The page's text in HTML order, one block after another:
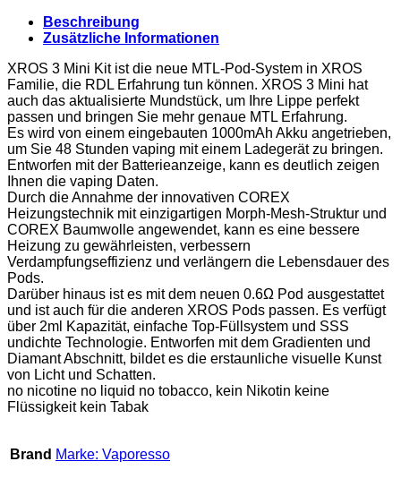
Beschreibung
Zusätzliche Informationen
XROS 3 Mini Kit ist die neue MTL-Pod-System in XROS
Familie, die RDL Erfahrung tun können. XROS 3 Mini hat
auch das aktualisierte Mundstück, um Ihre Lippe perfekt
passen und bringen Sie mehr genaue MTL Erfahrung.
Es wird von einem eingebauten 1000mAh Akku angetrieben,
um Sie 48 Stunden vaping mit einem Ladegerät zu bringen.
Entworfen mit der Batterieanzeige, kann es deutlich zeigen
Ihnen die vaping Daten.
Durch die Annahme der innovativen COREX
Heizungstechnik mit einzigartigen Morph-Mesh-Struktur und
COREX Baumwolle angewendet, kann es eine bessere
Heizung zu gewährleisten, verbessern
Verdampfungseffizienz und verlängern die Lebensdauer des
Pods.
Darüber hinaus ist es mit dem neuen 0.6Ω Pod ausgestattet
und ist auch für die anderen XROS Pods passen. Es verfügt
über 2ml Kapazität, einfache Top-Füllsystem und SSS
undichte Technologie. Entworfen mit dem Gradienten und
Diamant Abschnitt, bildet es die erstaunliche visuelle Kunst
von Licht und Schatten.
no nicotine no liquid no tobacco, kein Nikotin keine
Flüssigkeit kein Tabak
Brand Marke: Vaporesso